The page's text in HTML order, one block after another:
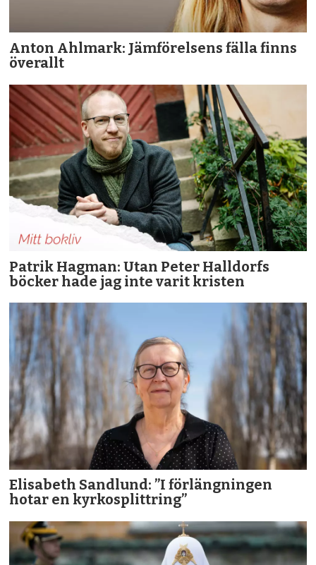
Anton Ahlmark: Jämförelsens fälla finns
överallt
Patrik Hagman: Utan Peter Halldorfs
böcker hade jag inte varit kristen
Elisabeth Sandlund: ”I förlängningen
hotar en kyrkosplittring”